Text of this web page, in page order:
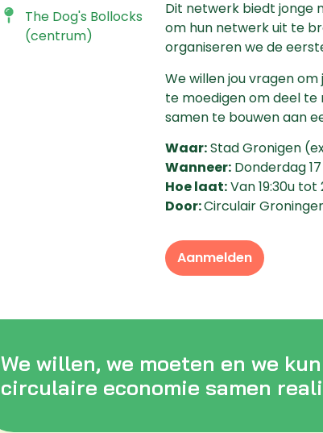
The Dog's Bollocks
(centrum)
Dit netwerk biedt jonge
om hun netwerk uit te
organiseren we de
We willen jou vragen
te moedigen om deel te
samen te bouwen aan
Waar:Stad Gronigen
Wanneer: Donderdag
Hoe laat:Van 19:30u tot
Door:Circulair
Aanmelden
We willen, we moeten en we
circulaire economie samen